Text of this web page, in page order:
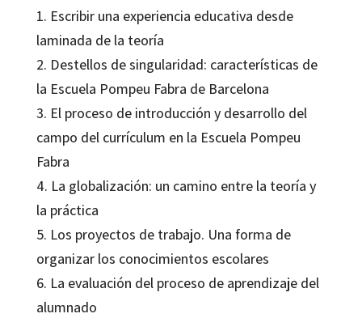
1. Escribir una experiencia educativa desde
laminada de la teoría
2. Destellos de singularidad: características de
la Escuela Pompeu Fabra de Barcelona
3. El proceso de introducción y desarrollo del
campo del currículum en la Escuela Pompeu
Fabra
4. La globalización: un camino entre la teoría y
la práctica
5. Los proyectos de trabajo. Una forma de
organizar los conocimientos escolares
6. La evaluación del proceso de aprendizaje del
alumnado